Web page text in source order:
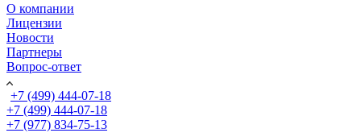
О компании
Лицензии
Новости
Партнеры
Вопрос-ответ
+7 (499) 444-07-18
+7 (499) 444-07-18
+7 (977) 834-75-13